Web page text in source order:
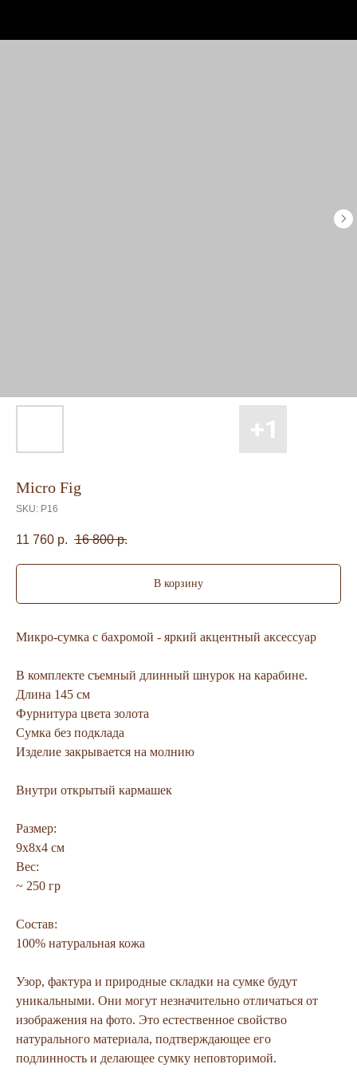
Micro Fig
SKU: P16
11 760 р. 16 800 р.
В корзину
Микро-сумка с бахромой - яркий акцентный аксессуар
В комплекте съемный длинный шнурок на карабине.
Длина 145 см
Фурнитура цвета золота
Сумка без подклада
Изделие закрывается на молнию
Внутри открытый кармашек
Размер:
9х8х4 см
Вес:
~ 250 гр
Состав:
100% натуральная кожа
Узор, фактура и природные складки на сумке будут
уникальными. Они могут незначительно отличаться от
изображения на фото. Это естественное свойство
натурального материала, подтверждающее его
подлинность и делающее сумку неповторимой.